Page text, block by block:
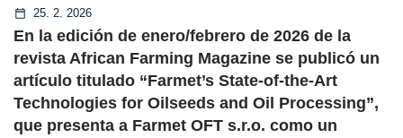
25. 2. 2026
En la edición de enero/febrero de 2026 de la
revista African Farming Magazine se publicó un
artículo titulado “Farmet’s State-of-the-Art
Technologies for Oilseeds and Oil Processing”,
que presenta a Farmet OFT s.r.o. como un